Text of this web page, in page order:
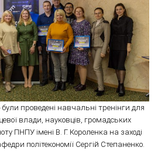
проведені навчальні тренінги для
влади, науковців, громадських
ПНПУ імені В. Г. Короленка на заході
політекономії Сергій Степаненко.